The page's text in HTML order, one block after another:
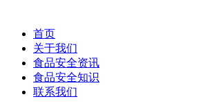
首页
关于我们
食品安全资讯
食品安全知识
联系我们